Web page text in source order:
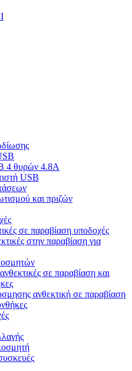
4 θυρών 4.8A
USB
και πριζών
σε παραβίαση υποδοχές
στην παραβίαση για
σε παραβίαση και
ανθεκτική σε παραβίαση